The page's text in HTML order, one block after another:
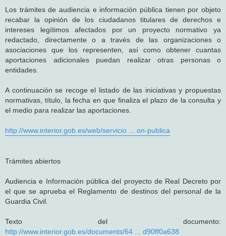
Los trámites de audiencia e información pública tienen por objeto
recabar la opinión de los ciudadanos titulares de derechos e
intereses legítimos afectados por un proyecto normativo ya
redactado, directamente o a través de las organizaciones o
asociaciones que los representen, así como obtener cuantas
aportaciones adicionales puedan realizar otras personas o
entidades.
A continuación se recoge el listado de las iniciativas y propuestas
normativas, título, la fecha en que finaliza el plazo de la consulta y
el medio para realizar las aportaciones.
http://www.interior.gob.es/web/servicio ... on-publica
Trámites abiertos
Audiencia e Información pública del proyecto de Real Decreto por
el que se aprueba el Reglamento de destinos del personal de la
Guardia Civil.
Texto del documento:
http://www.interior.gob.es/documents/64 ... d90ff0a638